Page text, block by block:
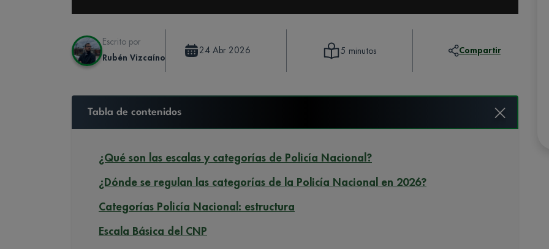
Escrito por
Rubén Vizcaíno
24 Abr 2026 5 minutos Compartir
Tabla de contenidos
¿Qué son las escalas y categorías de Policía Nacional?
¿Dónde se regulan las categorías de la Policía Nacional en 2026?
Categorías Policía Nacional: estructura
Escala Básica del CNP